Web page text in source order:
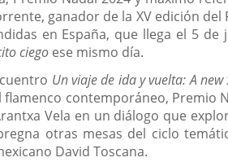
ganador de la XV edición
en España, que llega el 5 de
ciego ese mismo día.
Un viaje de ida y vuelta: A new
contemporáneo, Premio
Vela en un diálogo que
otras mesas del ciclo
David Toscana.